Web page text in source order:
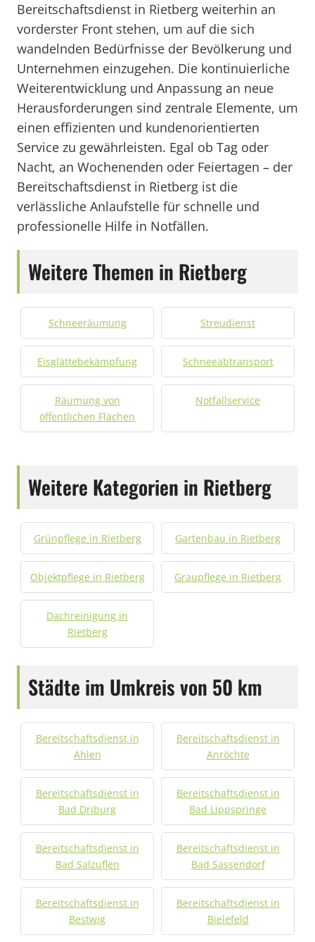
Bereitschaftsdienst in Rietberg weiterhin an
vorderster Front stehen, um auf die sich
wandelnden Bedürfnisse der Bevölkerung und
Unternehmen einzugehen. Die kontinuierliche
Weiterentwicklung und Anpassung an neue
Herausforderungen sind zentrale Elemente, um
einen effizienten und kundenorientierten
Service zu gewährleisten. Egal ob Tag oder
Nacht, an Wochenenden oder Feiertagen – der
Bereitschaftsdienst in Rietberg ist die
verlässliche Anlaufstelle für schnelle und
professionelle Hilfe in Notfällen.
Weitere Themen in Rietberg
Schneeräumung Streudienst
Eisglättebekämpfung Schneeabtransport
Räumung von
öffentlichen Flächen
Notfallservice
Weitere Kategorien in Rietberg
Grünpflege in Rietberg Gartenbau in Rietberg
Objektpflege in Rietberg Graupflege in Rietberg
Dachreinigung in
Rietberg
Städte im Umkreis von 50 km
Bereitschaftsdienst in
Ahlen
Bereitschaftsdienst in
Anröchte
Bereitschaftsdienst in
Bad Driburg
Bereitschaftsdienst in
Bad Lippspringe
Bereitschaftsdienst in
Bad Salzuflen
Bereitschaftsdienst in
Bad Sassendorf
Bereitschaftsdienst in
Bestwig
Bereitschaftsdienst in
Bielefeld